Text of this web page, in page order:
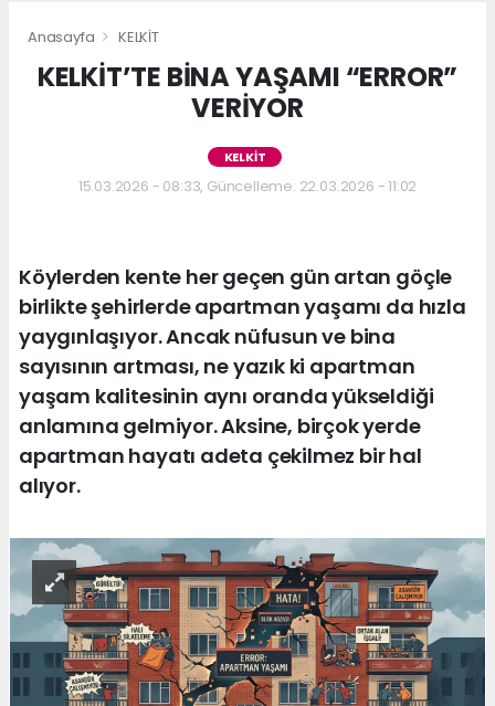
Anasayfa KELKİT
KELKİT’TE BİNA YAŞAMI “ERROR”
VERİYOR
KELKİT
15.03.2026 - 08:33, Güncelleme: 22.03.2026 - 11:02
Köylerden kente her geçen gün artan göçle
birlikte şehirlerde apartman yaşamı da hızla
yaygınlaşıyor. Ancak nüfusun ve bina
sayısının artması, ne yazık ki apartman
yaşam kalitesinin aynı oranda yükseldiği
anlamına gelmiyor. Aksine, birçok yerde
apartman hayatı adeta çekilmez bir hal
alıyor.